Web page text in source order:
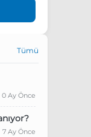
Tümü
0 Ay Önce
7 Ay Önce